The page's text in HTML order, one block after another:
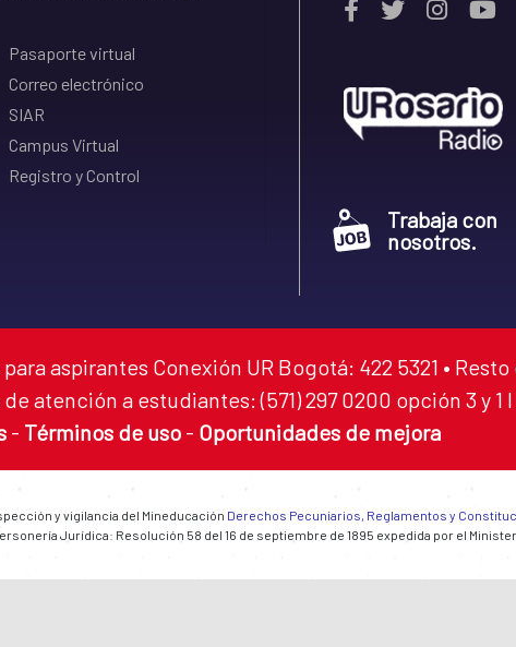
Pasaporte virtual
Correo electrónico
SIAR
Campus Virtual
Registro y Control
Trabaja con
nosotros.
aspirantes Conexión UR Bogotá: 422 5321 • Resto
atención a estudiantes: (571) 297 0200 opción 3 y 1
- Términos de uso - Oportunidades de mejora
y vigilancia del Mineducación Derechos Pecuniarios, Reglamentos y
Jurídica: Resolución 58 del 16 de septiembre de 1895 expedida por el